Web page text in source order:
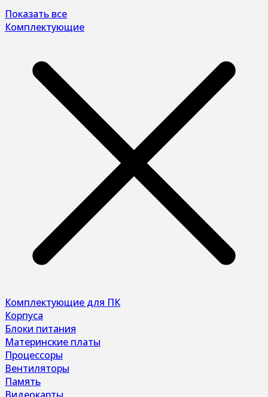
Показать все
Комплектующие
Комплектующие для ПК
Корпуса
Блоки питания
Материнские платы
Процессоры
Вентиляторы
Память